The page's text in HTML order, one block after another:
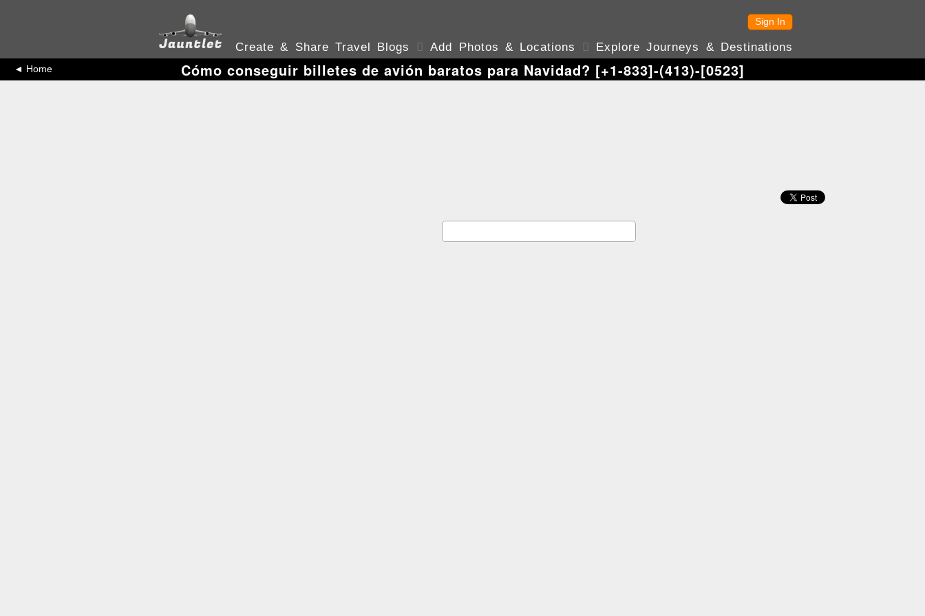
Sign In
Create & Share Travel Blogs  Add Photos & Locations  Explore Journeys & Destinations
◄ Home Cómo conseguir billetes de avión baratos para Navidad? [+1-833]-(413)-[0523]